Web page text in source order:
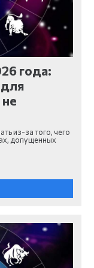
года:
из-за того, чего
допущенных